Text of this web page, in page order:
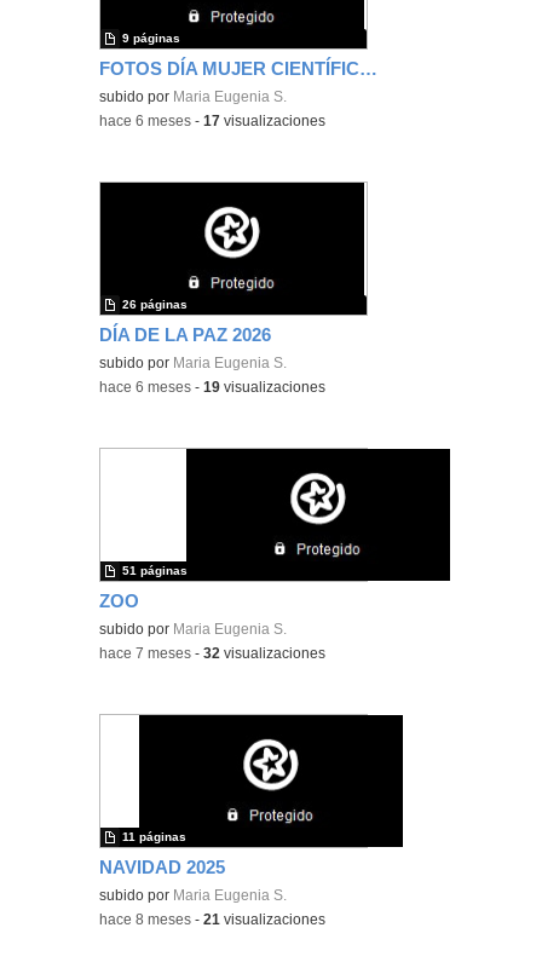
FOTOS DÍA MUJER CIENTÍFICA 11 FEBRERO
subido por Maria Eugenia S.
9 páginas
-hace 6 meses -17 visualizaciones
DÍA DE LA PAZ 2026
subido por Maria Eugenia S.
26 páginas
-hace 6 meses -19 visualizaciones
ZOO
subido por Maria Eugenia S.
51 páginas
-hace 7 meses -32 visualizaciones
NAVIDAD 2025
subido por Maria Eugenia S.
11 páginas
-hace 8 meses -21 visualizaciones